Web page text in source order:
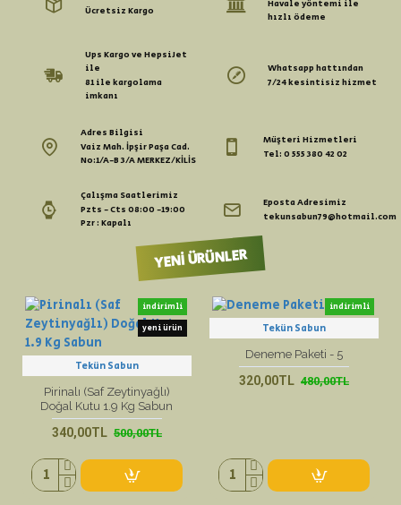
Ücretsiz Kargo
Havale yöntemi ile
hızlı ödeme
Ups Kargo ve HepsiJet
ile
81 ile kargolama
imkanı
Whatsapp hattından
7/24 kesintisiz hizmet
Adres Bilgisi
Vaiz Mah. İpşir Paşa Cad.
No:1/A-B 3/A MERKEZ/KİLİS
Müşteri Hizmetleri
Tel: 0 555 380 42 02
Çalışma Saatlerimiz
Pzts - Cts 08:00 -19:00
Pzr : Kapalı
Eposta Adresimiz
tekunsabun79@hotmail.com
YENI ÜRÜNLER
indirimli
yeni ürün
Tekün Sabun
Pirinalı (Saf Zeytinyağlı)
Doğal Kutu 1.9 Kg Sabun
340,00TL 500,00TL
indirimli
Tekün Sabun
Deneme Paketi - 5
320,00TL 480,00TL